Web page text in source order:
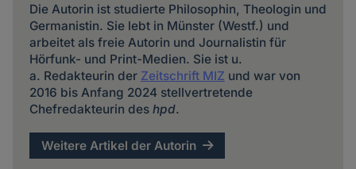
Die Autorin ist studierte Philosophin, Theologin und
Germanistin. Sie lebt in Münster (Westf.) und
arbeitet als freie Autorin und Journalistin für
Hörfunk- und Print-Medien. Sie ist u.
a. Redakteurin der Zeitschrift MIZ und war von
2016 bis Anfang 2024 stellvertretende
Chefredakteurin des hpd.
Weitere Artikel der Autorin